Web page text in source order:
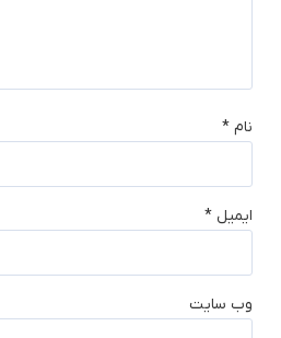
نام *
ایمیل *
وب‌ سایت